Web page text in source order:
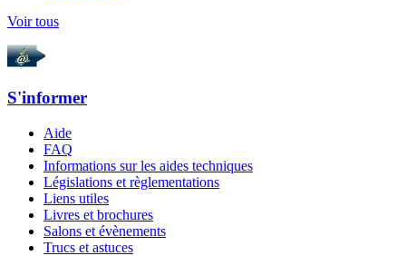
Voir tous
S'informer
Aide
FAQ
Informations sur les aides techniques
Législations et règlementations
Liens utiles
Livres et brochures
Salons et évènements
Trucs et astuces